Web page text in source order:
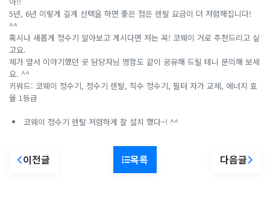
5년, 6년 이렇게 길게 선택을 하면 좋은 점은 렌탈 요금이 더 저렴해집니다!
^^
혹시나 새롭게 정수기 알아보고 계시다면 저는 꼭! 코웨이 거로 추천드리고 싶
고요.
제가 앞서 이야기했던 곳 담당자님 명함도 같이 공유해 드릴 테니 문의해 보세
요. ^^
키워드: 코웨이 정수기, 정수기 렌탈, 직수 정수기, 필터 자가 교체, 에너지 효
율 1등급
코웨이 정수기 렌탈 저렴하게 잘 설치 했다~! ^^
이전글 목록 다음글